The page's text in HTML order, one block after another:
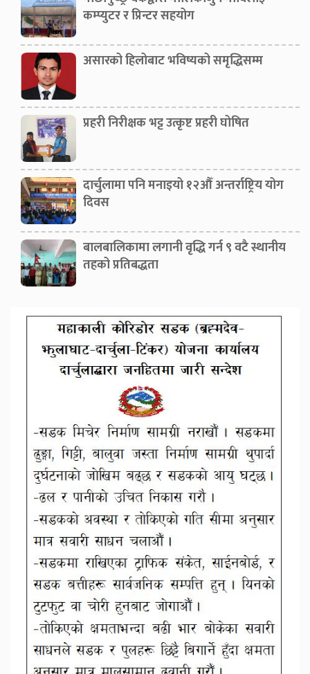
कम्प्युटर र प्रिन्टर सहयोग
असारको हिलोबाट भविष्यको समृद्धिसम्म
प्रहरी निरीक्षक भट्ट उत्कृष्ट प्रहरी घोषित
दार्चुलामा पनि मनाइयो १२औँ अन्तर्राष्ट्रिय योग
दिवस
बालबालिकामा लगानी वृद्धि गर्न ९ वटै स्थानीय
तहको प्रतिबद्धता